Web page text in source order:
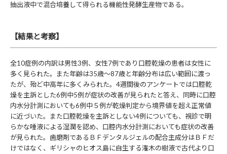
抽出液中で混合培養して得られる機能性発酵生産物である。
【結果と考察】
全10症例の内訳は男性3例、女性7例であり口腔乾燥の患者は女性に
多く見られた。また年齢は35歳～87歳と年齢分布は広い範囲に渡っ
たが、殆ど中高年に多くみられた。4週間後のアンケートでは口腔乾
燥を主訴とした6例中5例が症状の改善が見られたと答え、同時に口腔
内水分計測においても6例中５例が乾燥判定から境界値を超え正常値
に近づいた。また口腔乾燥を主訴としない4例についても、視診で明
らかな唾液による湿潤を認め、口腔内水分計測においても症状の改善
が見られた。歯磨剤であるＢＦデンタルジェルの配合主成分はＢＦだ
けではなく、ギリシャのヒオス島に自生する潅木の樹液で古代より口